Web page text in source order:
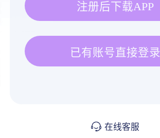
注册后下载APP
已有账号直接登录
在线客服